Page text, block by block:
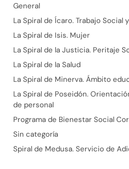
General
La Spiral de Ícaro. Trabajo Social
La Spiral de Isis. Mujer
La Spiral de la Justicia. Peritaje
La Spiral de la Salud
La Spiral de Minerva. Ámbito
La Spiral de Poseidón.
de personal
Programa de Bienestar Social
Sin categoría
Spiral de Medusa. Servicio de